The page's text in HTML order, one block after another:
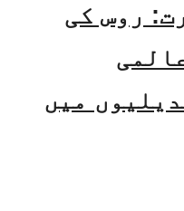
روس کی
میں